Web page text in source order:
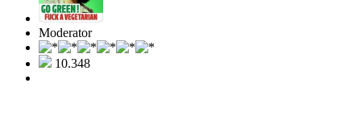
Moderator
10.348